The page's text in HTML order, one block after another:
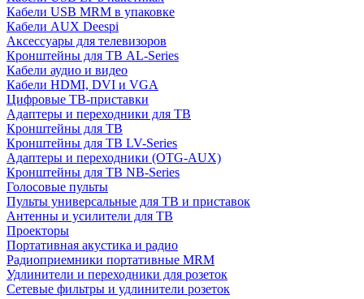
Кабели USB MRM в упаковке
Кабели AUX Deespi
Аксессуары для телевизоров
Кронштейны для ТВ AL-Series
Кабели аудио и видео
Кабели HDMI, DVI и VGA
Цифровые ТВ-приставки
Адаптеры и переходники для ТВ
Кронштейны для ТВ
Кронштейны для ТВ LV-Series
Адаптеры и переходники (OTG-AUX)
Кронштейны для ТВ NB-Series
Голосовые пульты
Пульты универсальные для ТВ и приставок
Антенны и усилители для ТВ
Проекторы
Портативная акустика и радио
Радиоприемники портативные MRM
Удлинители и переходники для розеток
Сетевые фильтры и удлинители розеток